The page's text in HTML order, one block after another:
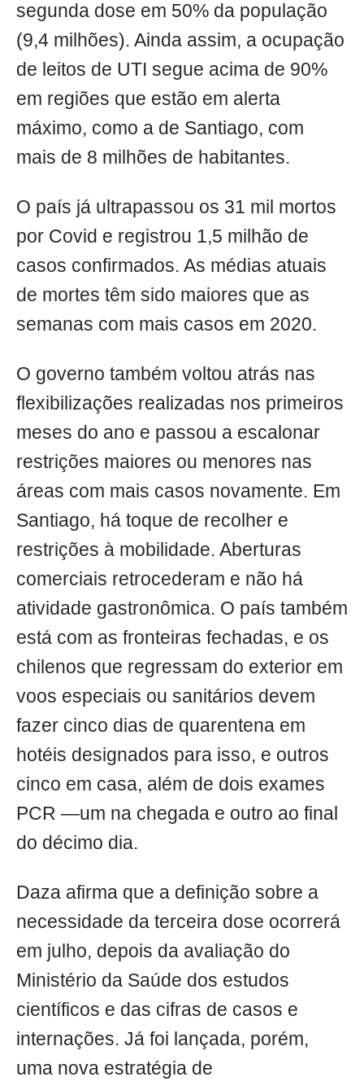
segunda dose em 50% da população
(9,4 milhões). Ainda assim, a ocupação
de leitos de UTI segue acima de 90%
em regiões que estão em alerta
máximo, como a de Santiago, com
mais de 8 milhões de habitantes.
O país já ultrapassou os 31 mil mortos
por Covid e registrou 1,5 milhão de
casos confirmados. As médias atuais
de mortes têm sido maiores que as
semanas com mais casos em 2020.
O governo também voltou atrás nas
flexibilizações realizadas nos primeiros
meses do ano e passou a escalonar
restrições maiores ou menores nas
áreas com mais casos novamente. Em
Santiago, há toque de recolher e
restrições à mobilidade. Aberturas
comerciais retrocederam e não há
atividade gastronômica. O país também
está com as fronteiras fechadas, e os
chilenos que regressam do exterior em
voos especiais ou sanitários devem
fazer cinco dias de quarentena em
hotéis designados para isso, e outros
cinco em casa, além de dois exames
PCR —um na chegada e outro ao final
do décimo dia.
Daza afirma que a definição sobre a
necessidade da terceira dose ocorrerá
em julho, depois da avaliação do
Ministério da Saúde dos estudos
científicos e das cifras de casos e
internações. Já foi lançada, porém,
uma nova estratégia de